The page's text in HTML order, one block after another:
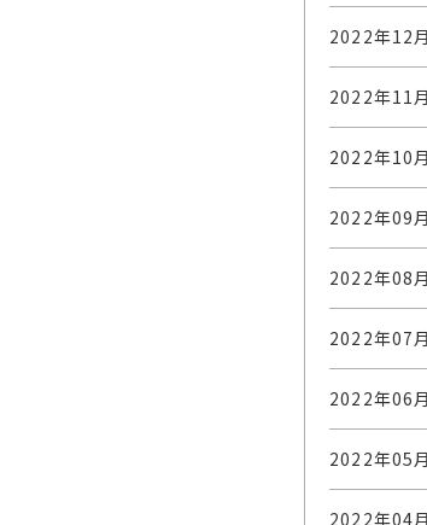
2022年12月
2022年11月
2022年10月
2022年09月
2022年08月
2022年07月
2022年06月
2022年05月
2022年04月